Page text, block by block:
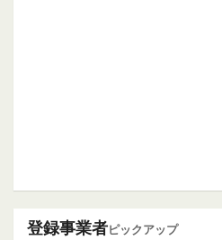
登録事業者ピックアップ